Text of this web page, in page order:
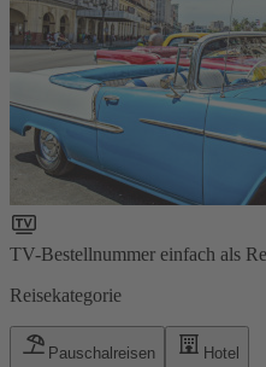
TV-Bestellnummer einfach als
Reisekategorie
Pauschalreisen Hotel